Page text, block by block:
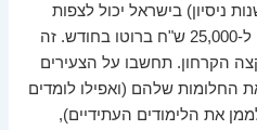
תוכנה ג'וניור (עם 0-2 שנות ניסיון) בישראל יכול לצפות
לשכר התחלתי שנע בין 15,000 ל-25,000 ש"ח ברוטו בחודש. זה
הקרחון. תחשבו על הצעירים
החלומות שלהם (ואפילו לומדים
את הלימודים העתידיים),